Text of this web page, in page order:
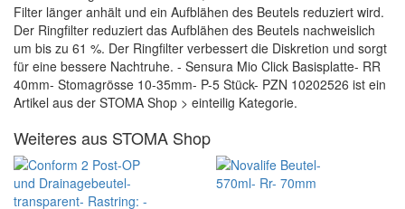
Filter länger anhält und ein Aufblähen des Beutels reduziert wird.
Der Ringfilter reduziert das Aufblähen des Beutels nachweislich
um bis zu 61 %. Der Ringfilter verbessert die Diskretion und sorgt
für eine bessere Nachtruhe. - Sensura Mio Click Basisplatte- RR
40mm- Stomagrösse 10-35mm- P-5 Stück- PZN 10202526 ist ein
Artikel aus der STOMA Shop > einteilig Kategorie.
Weiteres aus STOMA Shop